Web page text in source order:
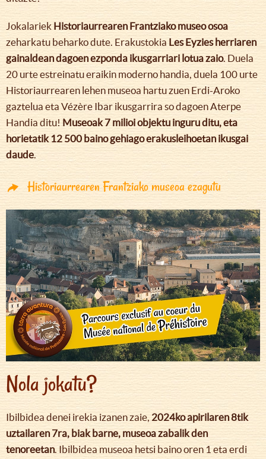
Jokalariek Historiaurrearen Frantziako museo osoa
zeharkatu beharko dute. Erakustokia Les Eyzies herriaren
gainaldean dagoen ezponda ikusgarriari lotua zaio. Duela
20 urte estreinatu eraikin moderno handia, duela 100 urte
Historiaurrearen lehen museoa hartu zuen Erdi-Aroko
gaztelua eta Vézère Ibar ikusgarrira so dagoen Aterpe
Handia ditu!Museoak 7 milioi objektu inguru ditu, eta
horietatik 12 500 baino gehiago erakusleihoetan ikusgai
daude.
Historiaurrearen Frantziako museoa ezagutu
Nola jokatu?
Ibilbidea denei irekia izanen zaie, 2024ko apirilaren 8tik
uztailaren 7ra, biak barne, museoa zabalik den
tenoreetan. Ibilbidea museoa hetsi baino oren 1 eta erdi